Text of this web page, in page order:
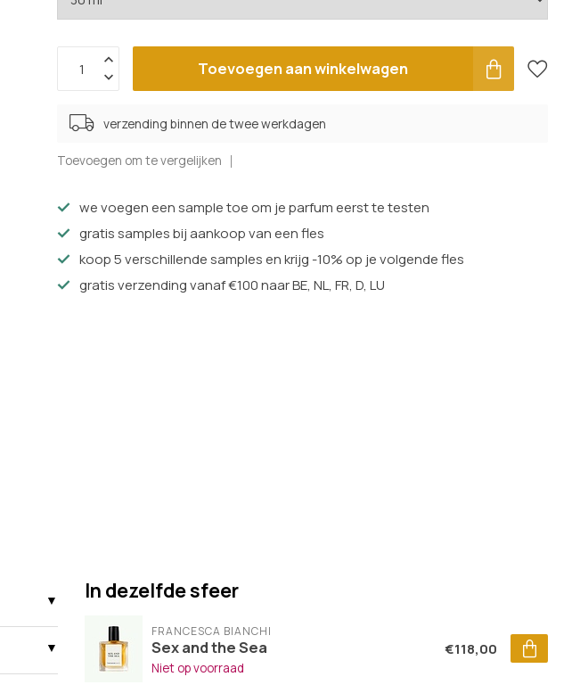
Toevoegen aan winkelwagen
verzending binnen de twee werkdagen
Toevoegen om te vergelijken
we voegen een sample toe om je parfum eerst te testen
gratis samples bij aankoop van een fles
koop 5 verschillende samples en krijg -10% op je volgende fles
gratis verzending vanaf €100 naar BE, NL, FR, D, LU
In dezelfde sfeer
FRANCESCA BIANCHI
Sex and the Sea
Niet op voorraad
€118,00